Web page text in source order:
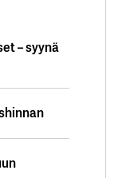
– syynä